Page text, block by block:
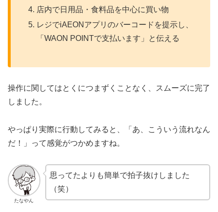
店内で日用品・食料品を中心に買い物
レジでiAEONアプリのバーコードを提示し、
「WAON POINTで支払います」と伝える
操作に関してはとくにつまずくことなく、スムーズに完了
しました。
やっぱり実際に行動してみると、「あ、こういう流れなん
だ！」って感覚がつかめますね。
たなやん
思ってたよりも簡単で拍子抜けしました
（笑）